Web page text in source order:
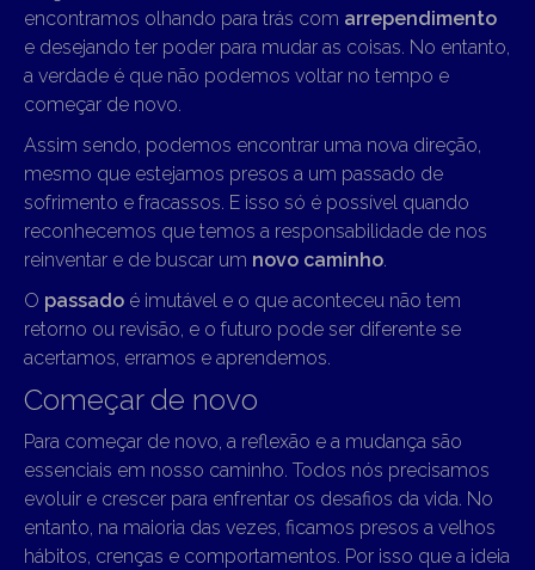
encontramos olhando para trás com arrependimento
e desejando ter poder para mudar as coisas. No entanto,
a verdade é que não podemos voltar no tempo e
começar de novo.
Assim sendo, podemos encontrar uma nova direção,
mesmo que estejamos presos a um passado de
sofrimento e fracassos. E isso só é possível quando
reconhecemos que temos a responsabilidade de nos
reinventar e de buscar um novo caminho.
O passado é imutável e o que aconteceu não tem
retorno ou revisão, e o futuro pode ser diferente se
acertamos, erramos e aprendemos.
Começar de novo
Para começar de novo, a reflexão e a mudança são
essenciais em nosso caminho. Todos nós precisamos
evoluir e crescer para enfrentar os desafios da vida. No
entanto, na maioria das vezes, ficamos presos a velhos
hábitos, crenças e comportamentos. Por isso que a ideia